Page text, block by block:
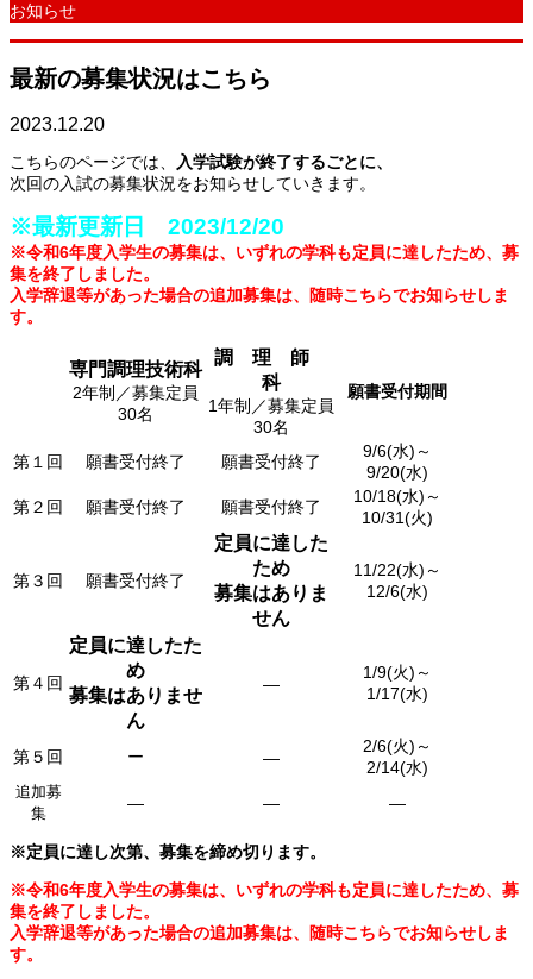
お知らせ
最新の募集状況はこちら
2023.12.20
こちらのページでは、
入学試験が終了するごとに、
次回の入試の募集状況をお知らせしていきます。
※最新更新日 2023/12/20
※令和6年度入学生の募集は、いずれの学科も定員に達したため、募
集を終了しました。
入学辞退等があった場合の追加募集は、随時こちらでお知らせしま
す。
専門調理技術科
2年制／募集定員
30名
調 理 師
科
1年制／募集定員
30名
願書受付期間
第１回 願書受付終了 願書受付終了
9/6(水)～
9/20(水)
第２回
願書受付終了 願書受付終了
10/18(水)～
10/31(火)
第３回 願書受付終了
定員に達した
ため
募集はありま
せん
11/22(水)～
12/6(水)
第４回
定員に達したた
め
募集はありませ
ん
―
1/9(火)～
1/17(水)
第５回 ー ―
2/6(火)～
2/14(水)
追加募
集
― ― ―
※定員に達し次第、募集を締め切ります。
※令和6年度入学生の募集は、いずれの学科も定員に達したため、募
集を終了しました。
入学辞退等があった場合の追加募集は、随時こちらでお知らせしま
す。